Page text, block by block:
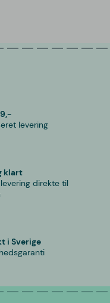
levering
klart
direkte til
i Sverige